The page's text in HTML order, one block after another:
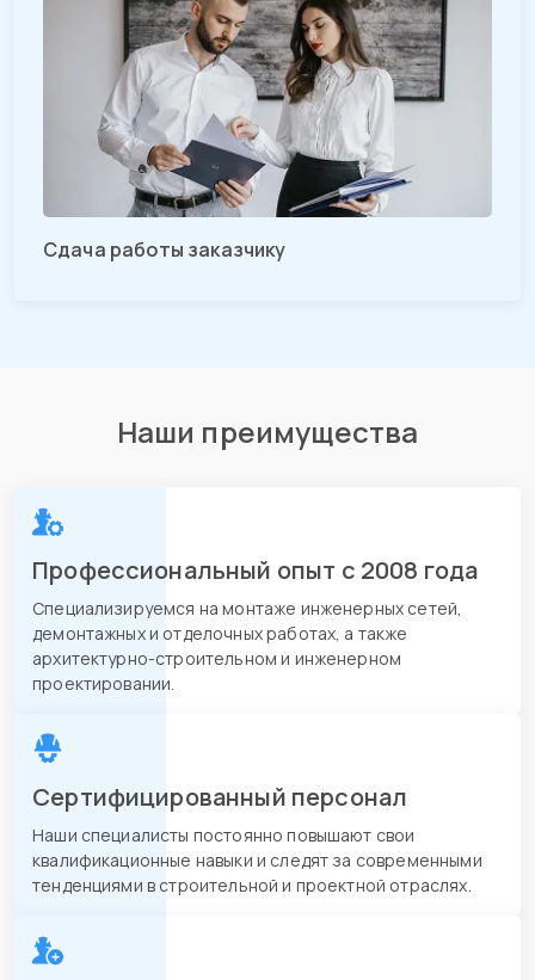
Сдача работы заказчику
Наши преимущества
Профессиональный опыт с 2008 года
Специализируемся на монтаже инженерных сетей,
демонтажных и отделочных работах, а также
архитектурно-строительном и инженерном
проектировании.
Сертифицированный персонал
Наши специалисты постоянно повышают свои
квалификационные навыки и следят за современными
тенденциями в строительной и проектной отраслях.